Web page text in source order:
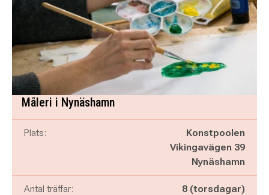
Måleri i Nynäshamn
Plats:
Konstpoolen
Vikingavägen 39
Nynäshamn
Antal träffar: 8 (torsdagar)